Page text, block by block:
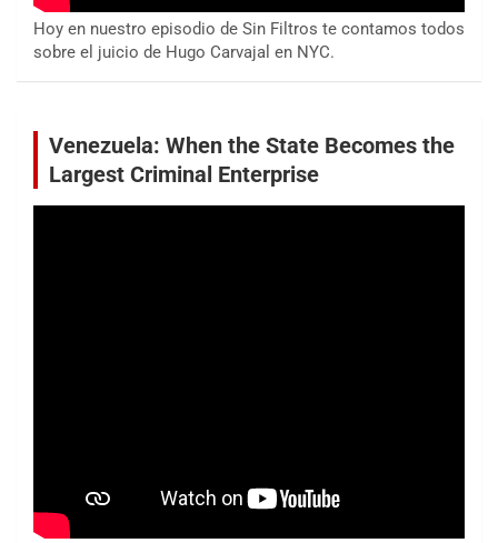
Hoy en nuestro episodio de Sin Filtros te contamos todos
sobre el juicio de Hugo Carvajal en NYC.
Venezuela: When the State Becomes the
Largest Criminal Enterprise